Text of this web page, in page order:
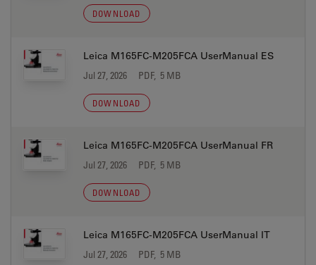
DOWNLOAD
Leica M165FC-M205FCA UserManual ES
Jul 27, 2026 PDF, 5 MB
DOWNLOAD
Leica M165FC-M205FCA UserManual FR
Jul 27, 2026 PDF, 5 MB
DOWNLOAD
Leica M165FC-M205FCA UserManual IT
Jul 27, 2026 PDF, 5 MB